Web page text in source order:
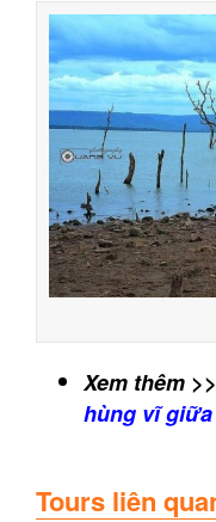
Xem thêm
hùng vĩ giữa
Tours liên